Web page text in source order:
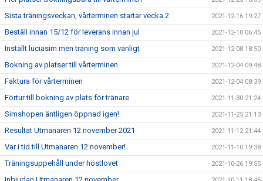
Sista träningsveckan, vårterminen startar vecka 2 2021-12-16 19:27
Beställ innan 15/12 för leverans innan jul 2021-12-10 06:45
Inställt luciasim men träning som vanligt 2021-12-08 18:50
Bokning av platser till vårterminen 2021-12-04 09:48
Faktura för vårterminen 2021-12-04 08:39
Förtur till bokning av plats för tränare 2021-11-30 21:24
Simshopen äntligen öppnad igen! 2021-11-25 21:13
Resultat Utmanaren 12 november 2021 2021-11-12 21:44
Var i tid till Utmanaren 12 november! 2021-11-10 19:38
Träningsuppehåll under höstlovet 2021-10-26 19:55